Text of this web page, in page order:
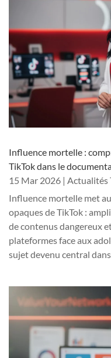
Influence mortelle :
TikTok dans le
15 Mar 2026 | Actualités
Influence mortelle met
opaques de TikTok :
de contenus dangereux
plateformes face aux
sujet devenu central dans